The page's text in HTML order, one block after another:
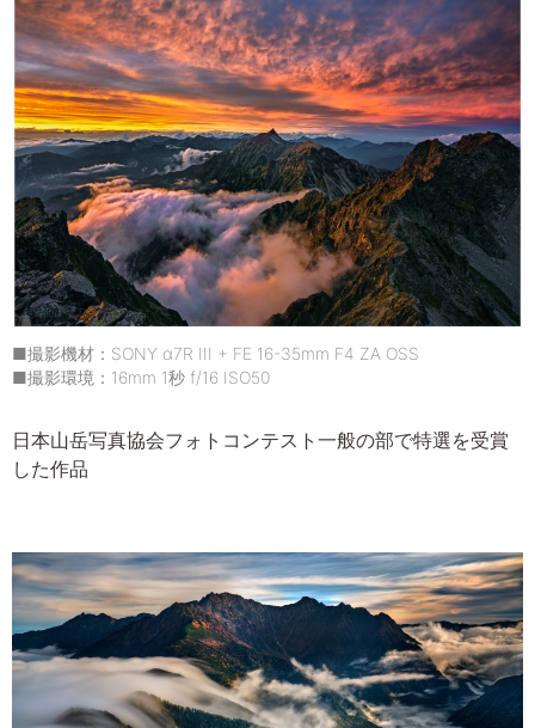
■撮影機材：SONY α7R III + FE 16-35mm F4 ZA OSS
■撮影環境：16mm 1秒 f/16 ISO50
日本山岳写真協会フォトコンテスト一般の部で特選を受賞
した作品